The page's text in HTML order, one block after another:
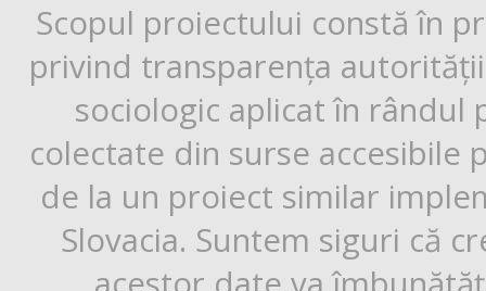
Scopul proiectului constă în
privind transparența
sociologic aplicat în rândul
colectate din surse
de la un proiect similar
Slovacia. Suntem siguri că